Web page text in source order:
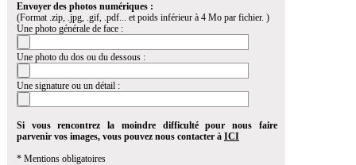
Envoyer des photos numériques :
(Format .zip, .jpg, .gif, .pdf... et poids inférieur à 4 Mo par fichier. )
Une photo générale de face :
Une photo du dos ou du dessous :
Une signature ou un détail :
Si vous rencontrez la moindre difficulté pour nous faire
parvenir vos images, vous pouvez nous contacter à ICI
* Mentions obligatoires